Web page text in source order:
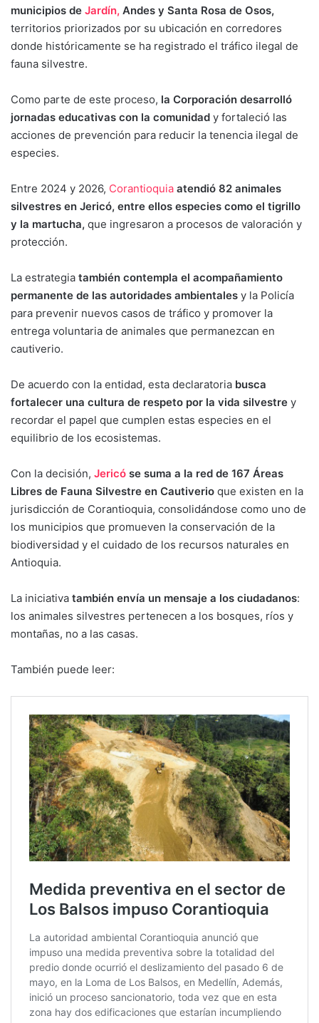
municipios de Jardín, Andes y Santa Rosa de Osos,
territorios priorizados por su ubicación en corredores
donde históricamente se ha registrado el tráfico ilegal de
fauna silvestre.
Como parte de este proceso, la Corporación desarrolló
jornadas educativas con la comunidad y fortaleció las
acciones de prevención para reducir la tenencia ilegal de
especies.
Entre 2024 y 2026, Corantioquia atendió 82 animales
silvestres en Jericó, entre ellos especies como el tigrillo
y la martucha, que ingresaron a procesos de valoración y
protección.
La estrategia también contempla el acompañamiento
permanente de las autoridades ambientales y la Policía
para prevenir nuevos casos de tráfico y promover la
entrega voluntaria de animales que permanezcan en
cautiverio.
De acuerdo con la entidad, esta declaratoria busca
fortalecer una cultura de respeto por la vida silvestre y
recordar el papel que cumplen estas especies en el
equilibrio de los ecosistemas.
Con la decisión, Jericó se suma a la red de 167 Áreas
Libres de Fauna Silvestre en Cautiverio que existen en la
jurisdicción de Corantioquia, consolidándose como uno de
los municipios que promueven la conservación de la
biodiversidad y el cuidado de los recursos naturales en
Antioquia.
La iniciativa también envía un mensaje a los ciudadanos:
los animales silvestres pertenecen a los bosques, ríos y
montañas, no a las casas.
También puede leer: